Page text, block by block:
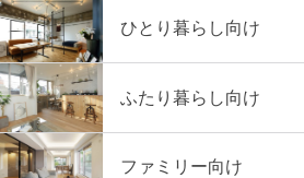
ひとり暮らし向け
ふたり暮らし向け
ファミリー向け